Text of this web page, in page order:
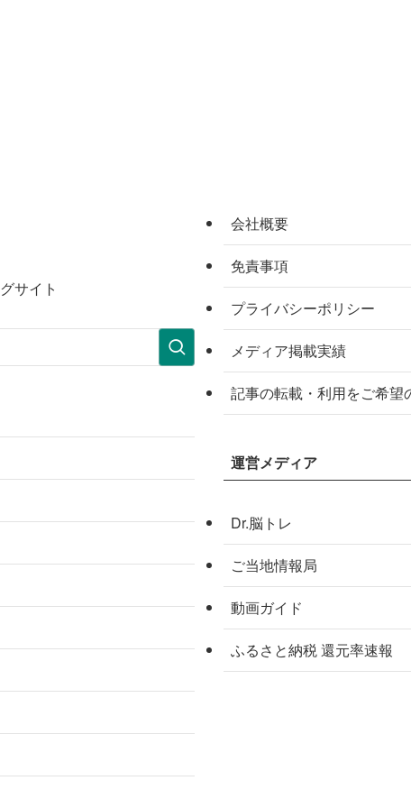
サイト
会社概要
免責事項
プライバシーポリシー
メディア掲載実績
記事の転載・利用をご希望
運営メディア
Dr.脳トレ
ご当地情報局
動画ガイド
ふるさと納税 還元率速報